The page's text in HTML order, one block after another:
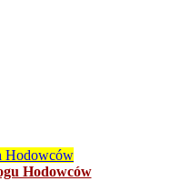
Hodowców
Hodowców